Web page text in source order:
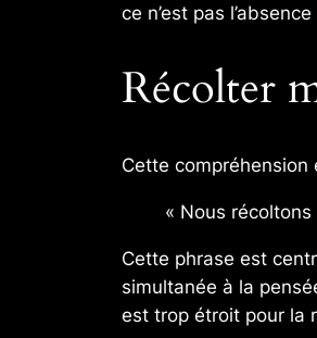
ce n’est pas
Récolter
Cette compréhension
« Nous
Cette phrase est
simultanée à la
est trop étroit pour la